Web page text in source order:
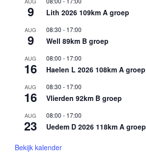
9 Lith 2026 109km A groep
AUG
9
08:30 - 17:00
Well 89km B groep
AUG
16
08:00 - 17:00
Haelen L 2026 108km A groep
AUG
16
08:30 - 17:00
Vlierden 92km B groep
AUG
23
08:00 - 17:00
Uedem D 2026 118km A groep
Bekijk kalender